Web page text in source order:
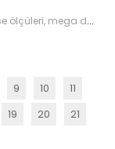
tır dorse ölçüleri, dorse boyutları, standart dorse ölçüleri, mega dorse ölçüleri, frigo dorse ölçüleri, tanker dorse ölçüleri, tır dorse çeşitleri, lojistik dorse ölçüleri, taşımacılık dorse boyutları, dorse seçimi
9 10
11
19 20
21